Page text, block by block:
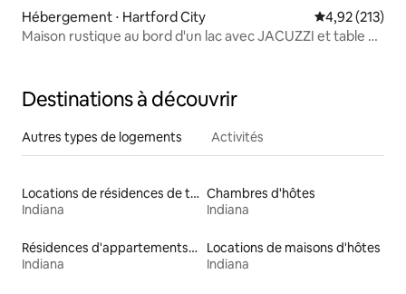
Hébergement ⋅ Hartford City Évaluation
4,92 (213)
Maison rustique au bord d'un lac avec JACUZZI et table de
Destinations à découvrir
Autres types de logements Activités
Locations de résidences de tourisme
Indiana
Chambres d'hôtes
Indiana
Résidences d'appartements en location
Indiana
Locations de maisons d'hôtes
Indiana